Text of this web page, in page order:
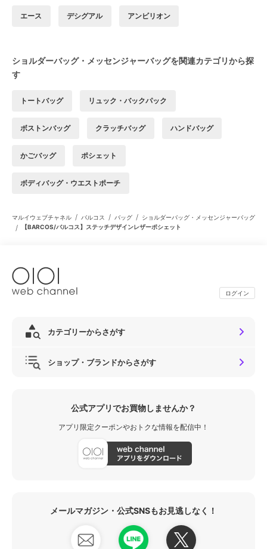
エース デシグアル アンビリオン
ショルダーバッグ・メッセンジャーバッグを関連カテゴリから探
す
トートバッグ リュック・バックパック
ボストンバッグ クラッチバッグ ハンドバッグ
かごバッグ ポシェット
ボディバッグ・ウエストポーチ
マルイウェブチャネル / バルコス / バッグ / ショルダーバッグ・メッセンジャーバッグ
/ 【BARCOS/バルコス】ステッチデザインレザーポシェット
ログイン
カテゴリーからさがす
ショップ・ブランドからさがす
公式アプリでお買物しませんか？
アプリ限定クーポンやおトクな情報を配信中！
メールマガジン・公式SNSもお見逃しなく！